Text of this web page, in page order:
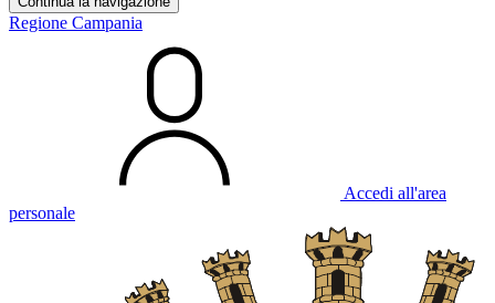
Regione Campania
Accedi all'area
personale